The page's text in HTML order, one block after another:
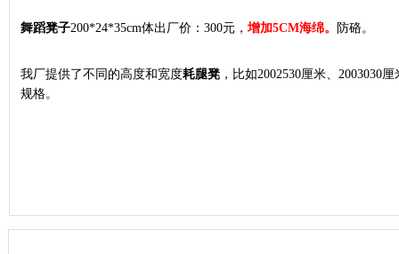
舞蹈凳子200*24*35cm体出厂价：300元， 增加5CM海绵。 防硌。
我厂提供了不同的高度和宽度耗腿凳 ，比如2002530厘米、2003030
规格。